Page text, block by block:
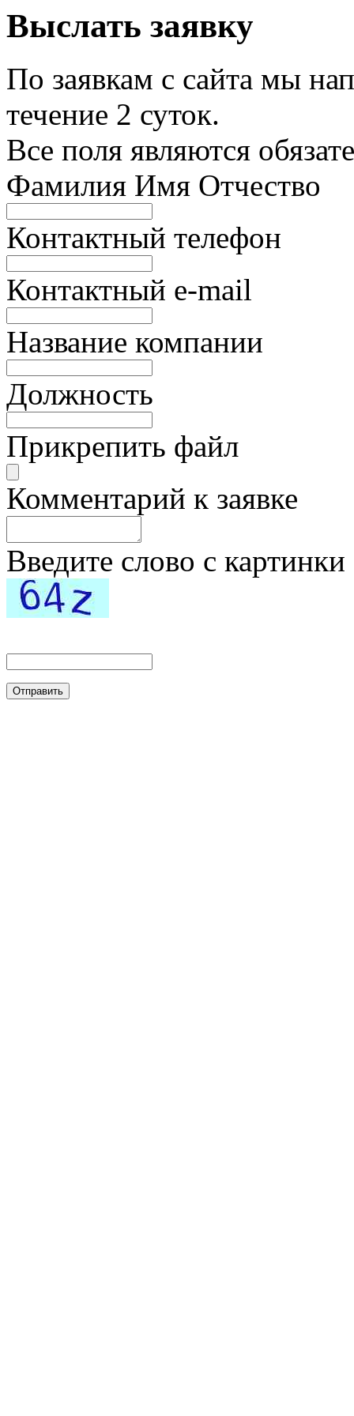
Выслать заявку
По заявкам с сайта мы
течение 2 суток.
Все поля являются
Фамилия Имя Отчество
Контактный телефон
Контактный e-mail
Название компании
Должность
Прикрепить файл
Комментарий к заявке
Введите слово с картинки